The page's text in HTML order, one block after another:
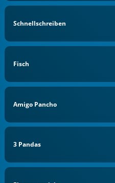
Schnellschreiben
Fisch
Amigo Pancho
3 Pandas